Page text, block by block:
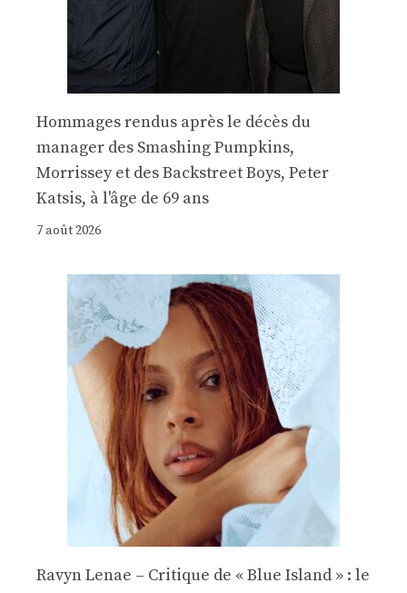
Hommages rendus après le décès du
manager des Smashing Pumpkins,
Morrissey et des Backstreet Boys, Peter
Katsis, à l'âge de 69 ans
7 août 2026
Ravyn Lenae – Critique de « Blue Island » : le